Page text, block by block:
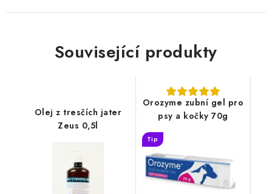
Související produkty
Olej z tresčích jater
Zeus 0,5l
Orozyme zubní gel pro
psy a kočky 70g
Tip